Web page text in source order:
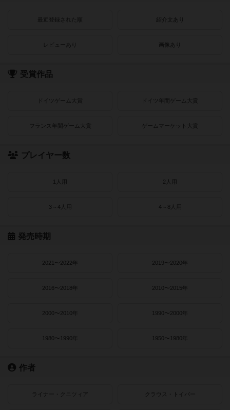
最近登録された順 紹介文あり
レビューあり 画像あり
受賞作品
ドイツゲーム大賞 ドイツ年間ゲーム大賞
フランス年間ゲーム大賞 ゲームマーケット大賞
プレイヤー数
1人用 2人用
3～4人用 4～8人用
発売時期
2021〜2022年 2019〜2020年
2016〜2018年 2010〜2015年
2000〜2010年 1990〜2000年
1980〜1990年 1950〜1980年
作者
ライナー・クニツィア クラウス・トイバー